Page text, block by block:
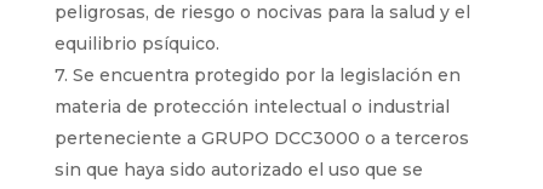
peligrosas, de riesgo o nocivas para la salud y el
equilibrio psíquico.
7. Se encuentra protegido por la legislación en
materia de protección intelectual o industrial
perteneciente a GRUPO DCC3000 o a terceros
sin que haya sido autorizado el uso que se